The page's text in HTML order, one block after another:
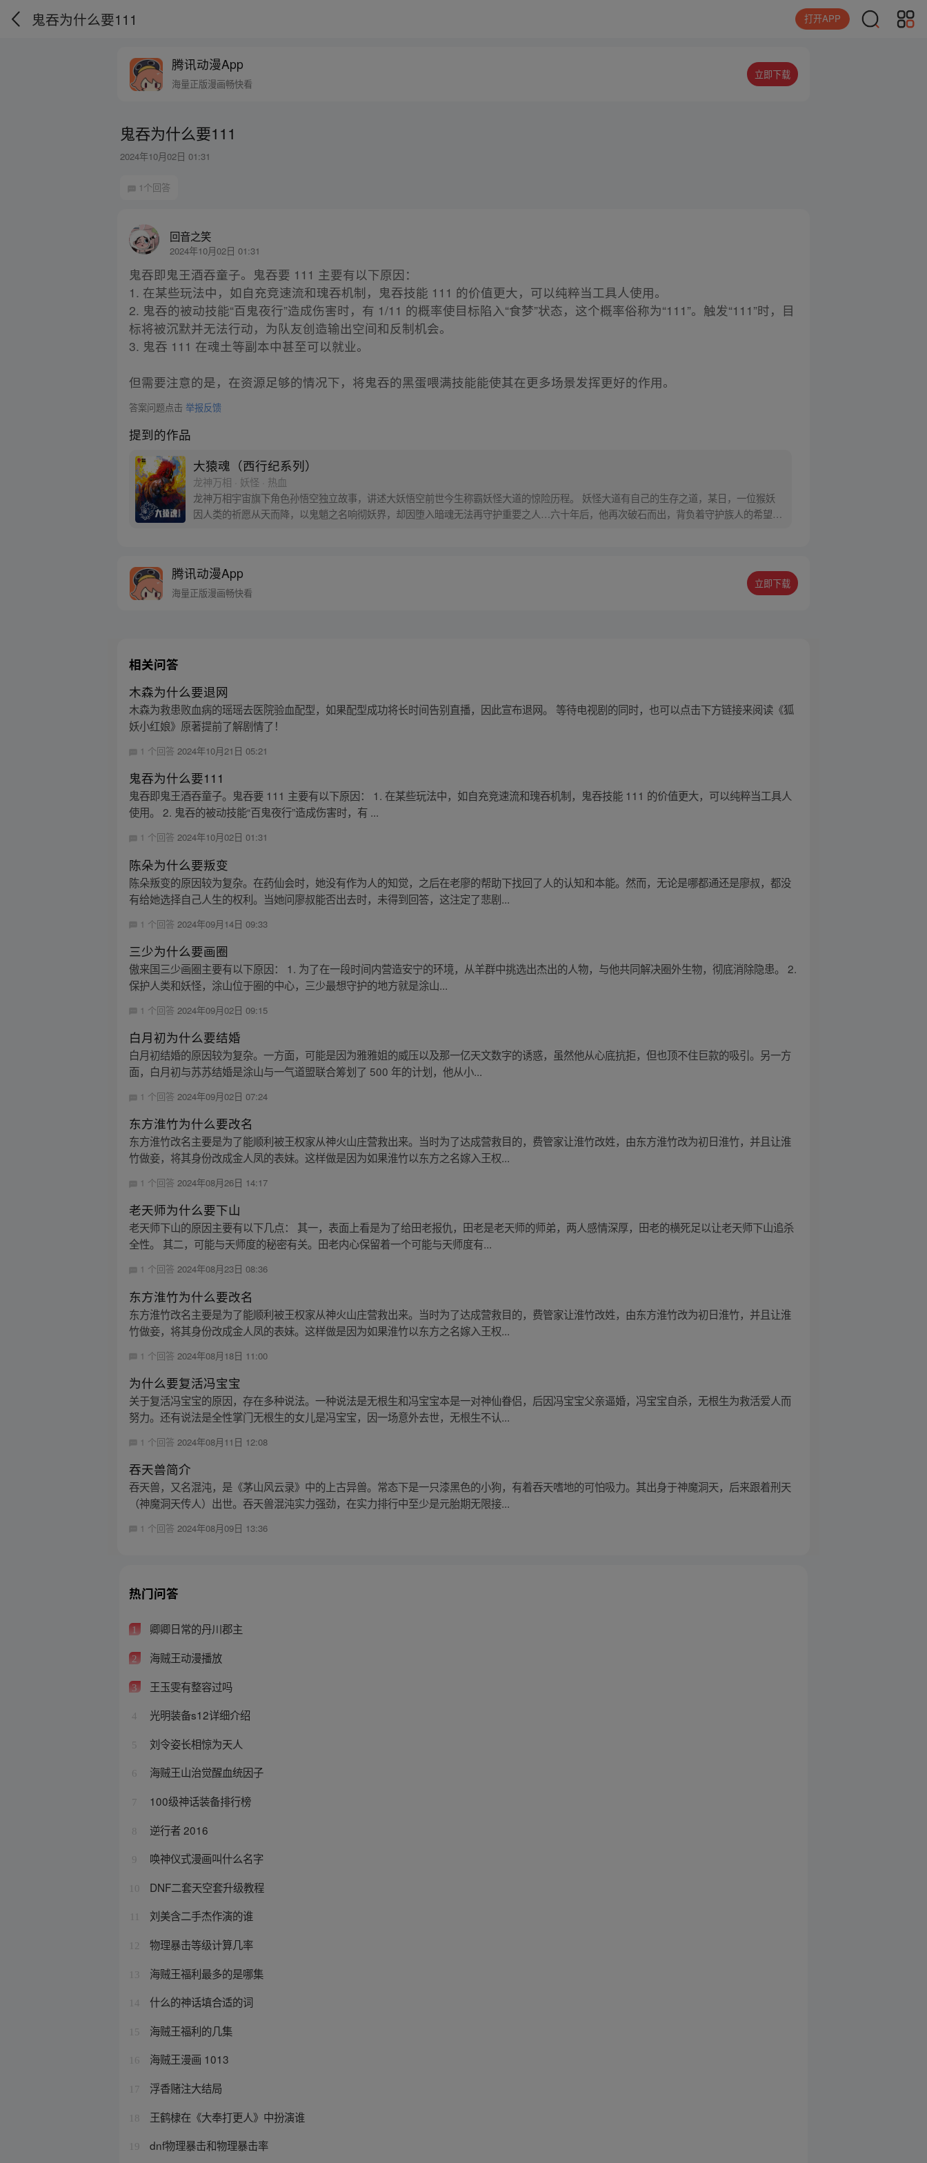
鬼吞为什么要111 打开APP
腾讯动漫App
海量正版漫画畅快看
立即下载
鬼吞为什么要111
2024年10月02日 01:31
1个回答
回音之笑
2024年10月02日 01:31
鬼吞即鬼王酒吞童子。鬼吞要 111 主要有以下原因：
1. 在某些玩法中，如自充竞速流和瑰吞机制，鬼吞技能 111 的价值更大，可以纯粹当工具人使用。
2. 鬼吞的被动技能“百鬼夜行”造成伤害时，有 1/11 的概率使目标陷入“食梦”状态，这个概率俗称为“111”。触发“111”时，目
标将被沉默并无法行动，为队友创造输出空间和反制机会。
3. 鬼吞 111 在魂土等副本中甚至可以就业。
但需要注意的是，在资源足够的情况下，将鬼吞的黑蛋喂满技能能使其在更多场景发挥更好的作用。
答案问题点击举报反馈
提到的作品
大猿魂（西行纪系列）
龙神万相 · 妖怪 · 热血
龙神万相宇宙旗下角色孙悟空独立故事，讲述大妖悟空前世今生称霸妖怪大道的惊险历程。 妖怪大道有自己的生存之道，某日，一位猴妖
因人类的祈愿从天而降，以鬼魈之名响彻妖界，却因堕入暗魂无法再守护重要之人…六十年后，他再次破石而出，背负着守护族人的希望和
腾讯动漫App
海量正版漫画畅快看
立即下载
相关问答
木森为什么要退网
木森为救患败血病的瑶瑶去医院验血配型，如果配型成功将长时间告别直播，因此宣布退网。 等待电视剧的同时，也可以点击下方链接来阅读《狐
妖小红娘》原著提前了解剧情了！
1 个回答2024年10月21日 05:21
鬼吞为什么要111
鬼吞即鬼王酒吞童子。鬼吞要 111 主要有以下原因： 1. 在某些玩法中，如自充竞速流和瑰吞机制，鬼吞技能 111 的价值更大，可以纯粹当工具人
使用。 2. 鬼吞的被动技能“百鬼夜行”造成伤害时，有 ...
1 个回答2024年10月02日 01:31
陈朵为什么要叛变
陈朵叛变的原因较为复杂。在药仙会时，她没有作为人的知觉，之后在老廖的帮助下找回了人的认知和本能。然而，无论是哪都通还是廖叔，都没
有给她选择自己人生的权利。当她问廖叔能否出去时，未得到回答，这注定了悲剧...
1 个回答 2024年09月14日 09:33
三少为什么要画圈
傲来国三少画圈主要有以下原因： 1. 为了在一段时间内营造安宁的环境，从羊群中挑选出杰出的人物，与他共同解决圈外生物，彻底消除隐患。 2.
保护人类和妖怪，涂山位于圈的中心，三少最想守护的地方就是涂山...
1 个回答 2024年09月02日 09:15
白月初为什么要结婚
白月初结婚的原因较为复杂。一方面，可能是因为雅雅姐的威压以及那一亿天文数字的诱惑，虽然他从心底抗拒，但也顶不住巨款的吸引。另一方
面，白月初与苏苏结婚是涂山与一气道盟联合筹划了 500 年的计划，他从小...
1 个回答2024年09月02日 07:24
东方淮竹为什么要改名
东方淮竹改名主要是为了能顺利被王权家从神火山庄营救出来。当时为了达成营救目的，费管家让淮竹改姓，由东方淮竹改为初日淮竹，并且让淮
竹做妾，将其身份改成金人凤的表妹。这样做是因为如果淮竹以东方之名嫁入王权...
1 个回答2024年08月26日 14:17
老天师为什么要下山
老天师下山的原因主要有以下几点： 其一，表面上看是为了给田老报仇，田老是老天师的师弟，两人感情深厚，田老的横死足以让老天师下山追杀
全性。 其二，可能与天师度的秘密有关。田老内心保留着一个可能与天师度有...
1 个回答2024年08月23日 08:36
东方淮竹为什么要改名
东方淮竹改名主要是为了能顺利被王权家从神火山庄营救出来。当时为了达成营救目的，费管家让淮竹改姓，由东方淮竹改为初日淮竹，并且让淮
竹做妾，将其身份改成金人凤的表妹。这样做是因为如果淮竹以东方之名嫁入王权...
1 个回答 2024年08月18日 11:00
为什么要复活冯宝宝
关于复活冯宝宝的原因，存在多种说法。一种说法是无根生和冯宝宝本是一对神仙眷侣，后因冯宝宝父亲逼婚，冯宝宝自杀，无根生为救活爱人而
努力。还有说法是全性掌门无根生的女儿是冯宝宝，因一场意外去世，无根生不认...
1 个回答 2024年08月11日 12:08
吞天兽简介
吞天兽，又名混沌，是《茅山风云录》中的上古异兽。常态下是一只漆黑色的小狗，有着吞天嗜地的可怕吸力。其出身于神魔洞天，后来跟着刑天
（神魔洞天传人）出世。吞天兽混沌实力强劲，在实力排行中至少是元胎期无限接...
1 个回答2024年08月09日 13:36
热门问答
1 卿卿日常的丹川郡主
2 海贼王动漫播放
3 王玉雯有整容过吗
4 光明装备s12详细介绍
5 刘令姿长相惊为天人
6 海贼王山治觉醒血统因子
7 100级神话装备排行榜
8 逆行者 2016
9 唤神仪式漫画叫什么名字
10 DNF二套天空套升级教程
刘美含二手杰作演的谁
12 物理暴击等级计算几率
13 海贼王福利最多的是哪集
14 什么的神话填合适的词
15 海贼王福利的几集
16 海贼王漫画 1013
17 浮香赌注大结局
18 王鹤棣在《大奉打更人》中扮演谁
19 dnf物理暴击和物理暴击率